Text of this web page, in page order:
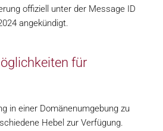
offiziell unter der Message ID
angekündigt.
für
in einer Domänenumgebung zu
Hebel zur Verfügung.